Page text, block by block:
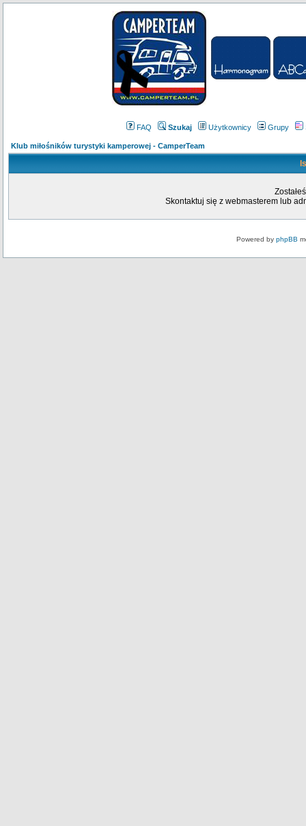
FAQ Szukaj Użytkownicy Grupy
Klub miłośników turystyki kamperowej - CamperTeam
Skontaktuj się z webmasterem lub
Powered by phpBB